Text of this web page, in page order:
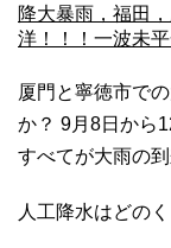
降大暴雨，福田
洋！！！一波未
厦門と寧徳市で
か？ 9月8日から
すべてが大雨の
人工降水はどの